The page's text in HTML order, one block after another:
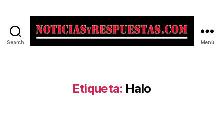
Search Menú
Etiqueta: Halo